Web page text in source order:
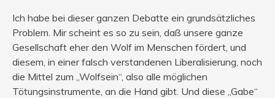
Ich habe bei dieser ganzen Debatte ein grundsätzliches
Problem. Mir scheint es so zu sein, daß unsere ganze
Gesellschaft eher den Wolf im Menschen fördert, und
diesem, in einer falsch verstandenen Liberalisierung, noch
die Mittel zum „Wolfsein“, also alle möglichen
Tötungsinstrumente, an die Hand gibt. Und diese „Gabe“